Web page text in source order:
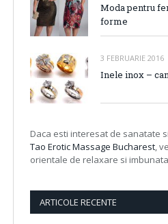
Moda pentru
forme
3 FEBRUARIE 2016
Inele inox –
Daca esti interesat de sanatate
Tao Erotic Massage Bucharest,
orientale de relaxare si
ARTICOLE RECENTE